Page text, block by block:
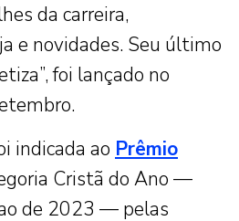
da carreira,
e novidades. Seu último
foi lançado no
indicada ao Prêmio
Cristã do Ano —
de 2023 — pelas